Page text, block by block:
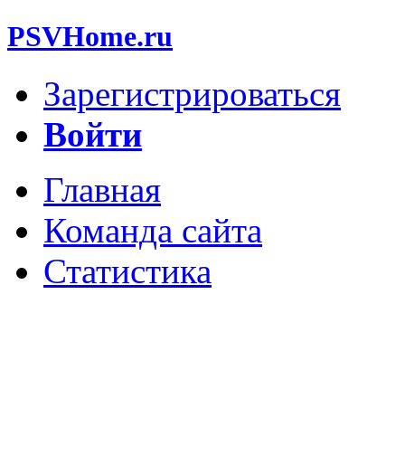
PSVHome.ru
Зарегистрироваться
Войти
Главная
Команда сайта
Статистика